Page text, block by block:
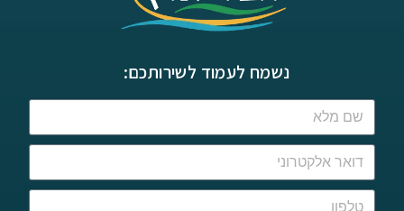
נשמח לעמוד לשירותכם: